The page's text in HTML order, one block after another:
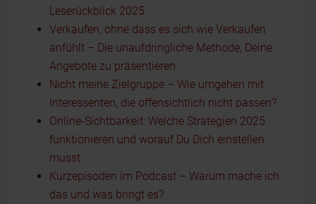
Leserückblick 2025
Verkaufen, ohne dass es sich wie Verkaufen
anfühlt – Die unaufdringliche Methode, Deine
Angebote zu präsentieren
Nicht meine Zielgruppe – Wie umgehen mit
Interessenten, die offensichtlich nicht passen?
Online-Sichtbarkeit: Welche Strategien 2025
funktionieren und worauf Du Dich einstellen
musst
Kurzepisoden im Podcast – Warum mache ich
das und was bringt es?